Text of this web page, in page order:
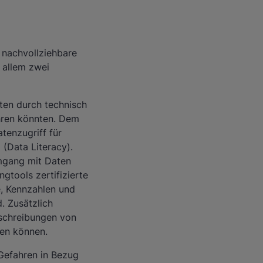
zwei
durch technisch
könnten. Dem
für
(Data Literacy).
mit Daten
zertifizierte
und
Zusätzlich
von
können.
in Bezug